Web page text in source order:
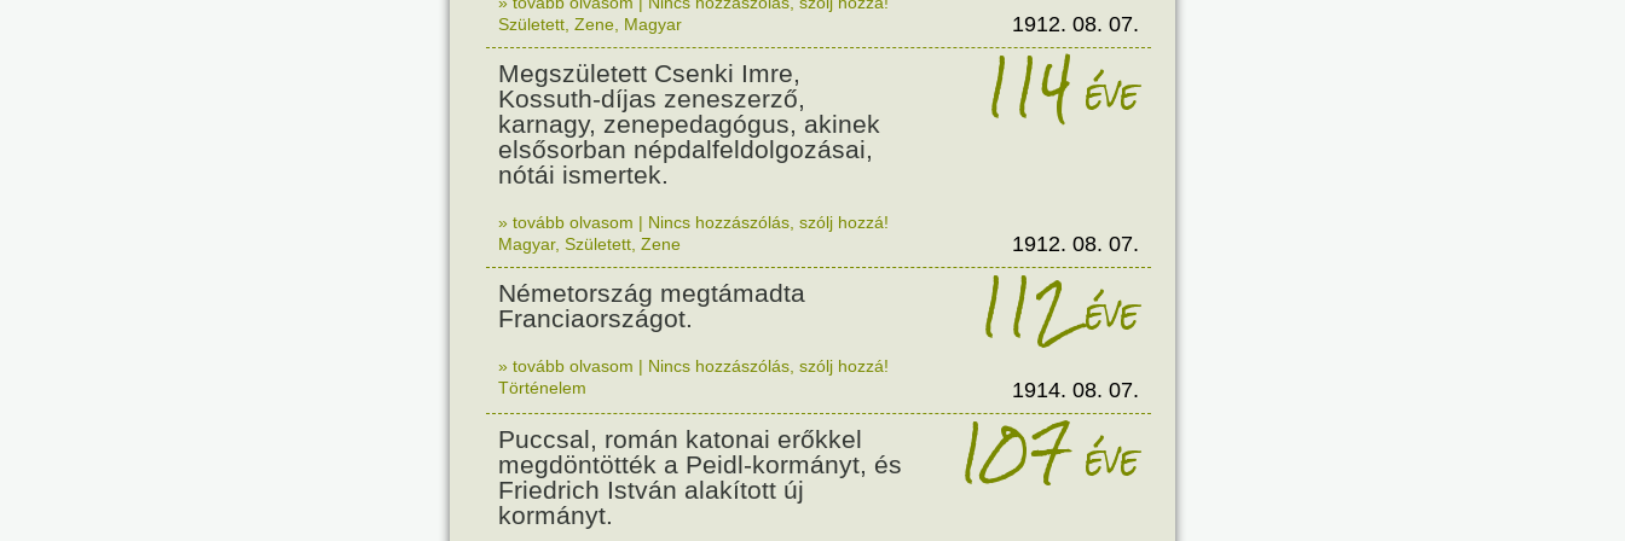
Született Zene Magyar 1912. 08. 07.
Megszületett Csenki Imre,
Kossuth-díjas zeneszerző,
karnagy, zenepedagógus, akinek
elsősorban népdalfeldolgozásai,
nótái ismertek.
114éve
» tovább olvasom | Nincs hozzászólás, szólj hozzá!
Magyar, Született Zene 1912. 08. 07.
Németország megtámadta
Franciaországot.
112éve
» tovább olvasom | Nincs hozzászólás, szólj hozzá!
Történelem
1914. 08. 07.
Puccsal, román katonai erőkkel
megdöntötték a Peidl-kormányt, és
Friedrich István alakított új
kormányt.
107éve